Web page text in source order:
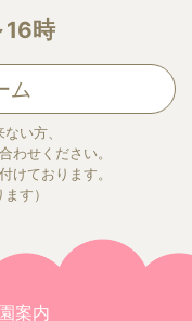
時
ム
い方、
わせください。
けております。
す）
案内